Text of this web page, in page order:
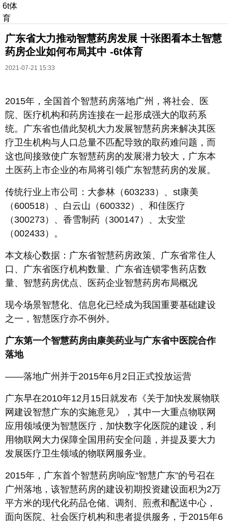
6t体
育
广东省大力推动智慧药房发展 十张图看本土智慧
药房企业如何布局其中 -6t体育
2021-07-21 15:33
2015年，全国首个智慧药房落地广州，将社会、医
院、医疗机构和药房连接在一起形成强大的取药系
统。广东省也借此契机大力发展智慧药房来解决其医
疗卫生机构与人口总量不匹配导致的取药难问题，而
这也间接致使广东智慧药房的发展潜力较大，广东本
土医药上市企业的布局将引领广东智慧药房的发展。
传统行业上市公司：大参林（603233）、st康美
（600518）、白云山（600332）、和佳医疗
（300273）、香雪制药（300147）、太安堂
（002433）。
本文核心数据：广东省智慧药房政策、广东省常住人
口、广东省医疗机构数量、广东省连锁零售药店数
量、智慧药房优点、医药企业智慧药房布局概况
现今场景智慧化、信息化已经成为我国重要基础建设
之一，智慧医疗亦不例外。
广东第一个智慧药房由康美药业与广东省中医院合作
落地
——落地广州并于2015年6月2日正式投放运营
广东早在2010年12月15日就发布《关于加快发展物联
网建设智慧广东的实施意见》，其中一大重点物联网
应用领域便为智慧医疗，加快数字化医院的建设，利
用物联网大力保障全国用药安全问题，并提及要大力
发展医疗卫生领域的物联网服务业。
2015年，广东首个智慧药房响应“智慧广东”的号召在
广州落地，该智慧药房的建设初期投资建设面积为2万
平方米的现代化药品仓储、调剂、煎煮和配送中心，
面向医院、社会医疗机构和患者提供服务，于2015年6
长按识别二维码
进入ofweek阅读全文